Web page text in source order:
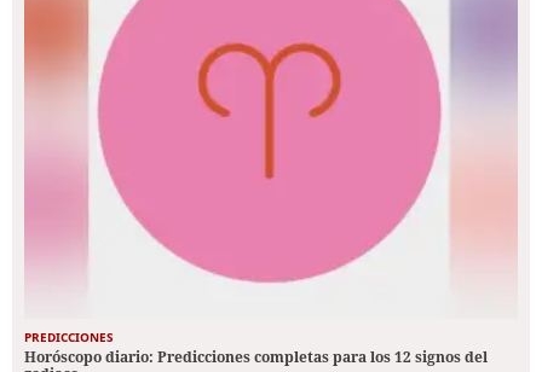
PREDICCIONES
Horóscopo diario: Predicciones completas para los 12 signos del